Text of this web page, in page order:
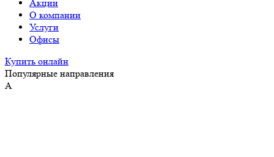
Акции
О компании
Услуги
Офисы
Купить онлайн
Популярные направления
А